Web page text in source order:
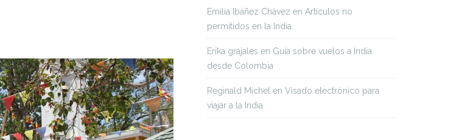
Emilia Ibáñez Chávez en Artículos no
permitidos en la India
Erika grajales en Guía sobre vuelos a India
desde Colombia
Reginald Michel en Visado electrónico para
viajar a la India